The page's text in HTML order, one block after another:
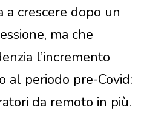
a crescere dopo un
ma che
l’incremento
al periodo pre-Covid:
da remoto in più.